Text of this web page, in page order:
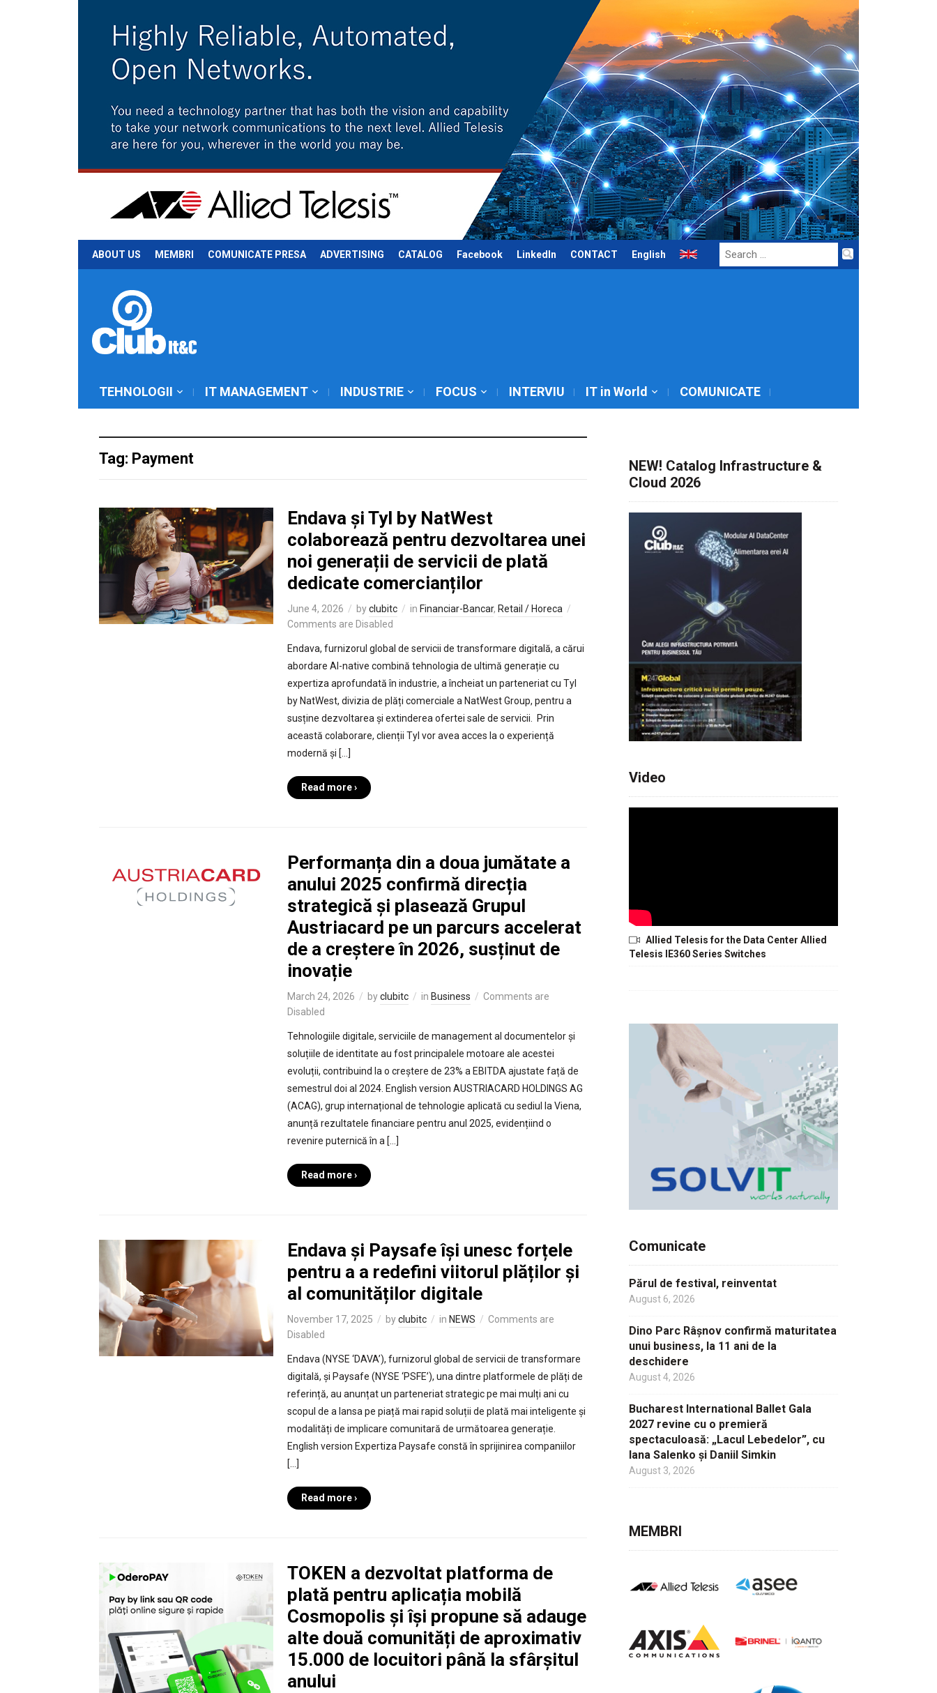
ABOUT US MEMBRI COMUNICATE PRESA ADVERTISING CATALOG Facebook LinkedIn CONTACT English
Search
for:
TEHNOLOGII IT MANAGEMENT INDUSTRIE FOCUS INTERVIU IT in World COMUNICATE
Tag: Payment
Endava și Tyl by NatWest
colaborează pentru dezvoltarea unei
noi generații de servicii de plată
dedicate comercianților
June 4, 2026 byclubitc in Financiar-Bancar, Retail / Horeca
Comments are Disabled
Endava, furnizorul global de servicii de transformare digitală, a cărui
abordare AI-native combină tehnologia de ultimă generație cu
expertiza aprofundată în industrie, a încheiat un parteneriat cu Tyl
by NatWest, divizia de plăți comerciale a NatWest Group, pentru a
susține dezvoltarea și extinderea ofertei sale de servicii. Prin
această colaborare, clienții Tyl vor avea acces la o experiență
modernă și […]
Read more ›
Performanța din a doua jumătate a
anului 2025 confirmă direcția
strategică și plasează Grupul
Austriacard pe un parcurs accelerat
de a creștere în 2026, susținut de
inovație
March 24, 2026 byclubitc in Business
Comments are
Disabled
Tehnologiile digitale, serviciile de management al documentelor și
soluțiile de identitate au fost principalele motoare ale acestei
evoluții, contribuind la o creștere de 23% a EBITDA ajustate față de
semestrul doi al 2024. English version AUSTRIACARD HOLDINGS AG
(ACAG), grup internațional de tehnologie aplicată cu sediul la Viena,
anunță rezultatele financiare pentru anul 2025, evidențiind o
revenire puternică în a […]
Read more ›
Endava și Paysafe își unesc forțele
pentru a a redefini viitorul plăților și
al comunităților digitale
November 17, 2025 byclubitc in NEWS
Comments are
Disabled
Endava (NYSE ‘DAVA’), furnizorul global de servicii de transformare
digitală, și Paysafe (NYSE ‘PSFE’), una dintre platformele de plăți de
referință, au anunțat un parteneriat strategic pe mai mulți ani cu
scopul de a lansa pe piață mai rapid soluții de plată mai inteligente și
modalități de implicare comunitară de următoarea generație.
English version Expertiza Paysafe constă în sprijinirea companiilor
[…]
Read more ›
TOKEN a dezvoltat platforma de
plată pentru aplicația mobilă
Cosmopolis și își propune să adauge
alte două comunități de aproximativ
15.000 de locuitori până la sfârșitul
anului
NEW! Catalog Infrastructure &
Cloud 2026
Video
Allied Telesis for the Data Center Allied
Telesis IE360 Series Switches
Comunicate
Părul de festival, reinventat
August 6, 2026
Dino Parc Râșnov confirmă maturitatea
unui business, la 11 ani de la
deschidere
August 4, 2026
Bucharest International Ballet Gala
2027 revine cu o premieră
spectaculoasă: „Lacul Lebedelor”, cu
Iana Salenko și Daniil Simkin
August 3, 2026
MEMBRI